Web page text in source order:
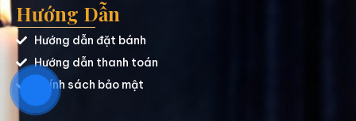
Hướng Dẫn
Hướng dẫn đặt bánh
Hướng dẫn thanh toán
Chính sách bảo mật